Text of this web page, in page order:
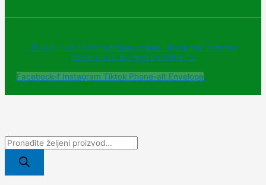
© 2025 - Sva prava zadržava Apoteke "Belladonna" Trebinje |
Powered and designed by Webherzz
Facebook-f Instagram Tiktok Phone-alt Envelope